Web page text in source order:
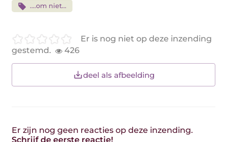
....om niet...
Er is nog niet op deze inzending
gestemd.
426
deel als afbeelding
Er zijn nog geen reacties op deze inzending.
Schrijf de eerste reactie!